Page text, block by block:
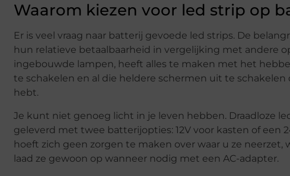
Waarom kiezen voor led strip op
Er is veel vraag naar batterij gevoede led strips. De
hun relatieve betaalbaarheid in vergelijking met andere
ingebouwde lampen, heeft alles te maken met het
te schakelen en al die heldere schermen uit te
hebt.
Je kunt niet genoeg licht in je leven hebben. Draadloze
geleverd met twee batterijopties: 12V voor kasten of een
hoeft zich geen zorgen te maken over waar u ze
laad ze gewoon op wanneer nodig met een AC-adapter.